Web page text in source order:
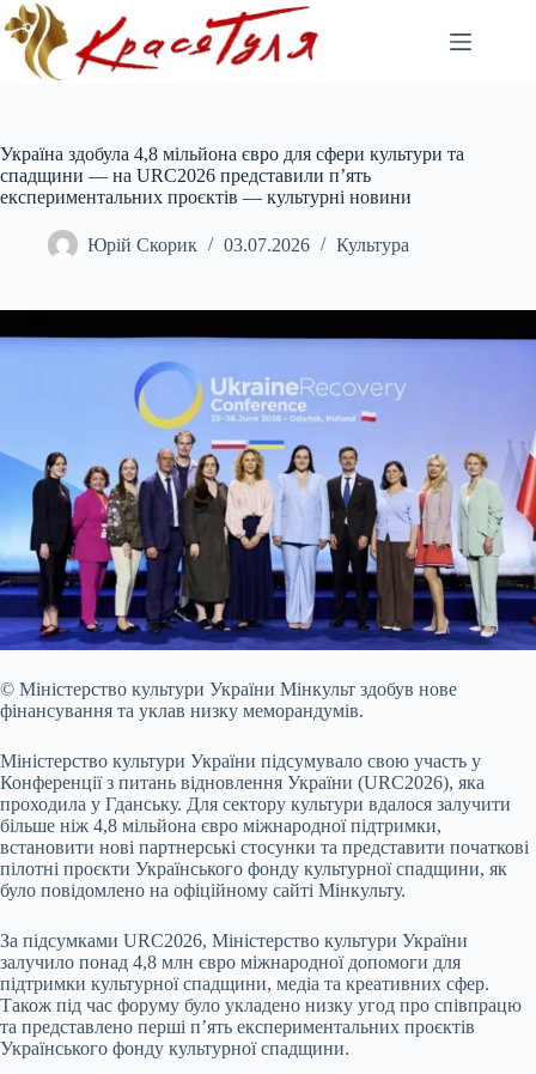
Перейти
до
вмісту
Україна здобула 4,8 мільйона євро для сфери культури та
спадщини — на URC2026 представили п’ять
експериментальних проєктів — культурні новини
Юрій Скорик 03.07.2026 Культура
© Міністерство культури України Мінкульт здобув нове
фінансування та уклав низку меморандумів.
Міністерство культури України підсумувало свою участь у
Конференції з питань відновлення України (URC2026), яка
проходила у Гданську. Для сектору культури вдалося залучити
більше ніж 4,8 мільйона євро міжнародної підтримки,
встановити нові партнерські стосунки та представити початкові
пілотні проєкти Українського фонду культурної спадщини, як
було повідомлено на офіційному сайті Мінкульту.
За підсумками URC2026, Міністерство культури України
залучило понад 4,8 млн євро міжнародної допомоги для
підтримки культурної спадщини, медіа та креативних сфер.
Також під час форуму було укладено низку угод про співпрацю
та представлено перші п’ять експериментальних проєктів
Українського фонду культурної спадщини.